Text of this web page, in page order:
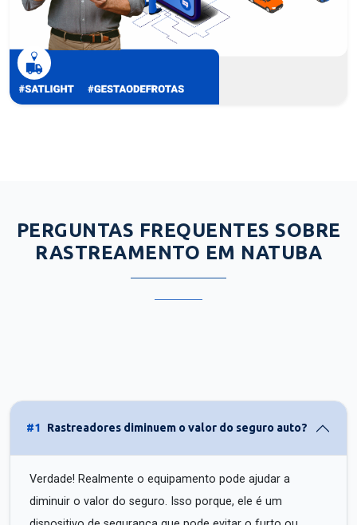
PERGUNTAS FREQUENTES SOBRE
RASTREAMENTO EM NATUBA
#1 Rastreadores diminuem o valor do seguro auto?
Verdade! Realmente o equipamento pode ajudar a
diminuir o valor do seguro. Isso porque, ele é um